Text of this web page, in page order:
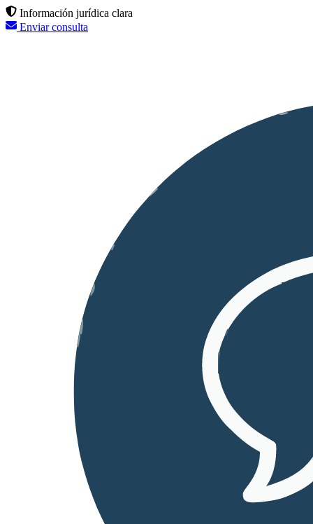
Información jurídica clara
Enviar consulta